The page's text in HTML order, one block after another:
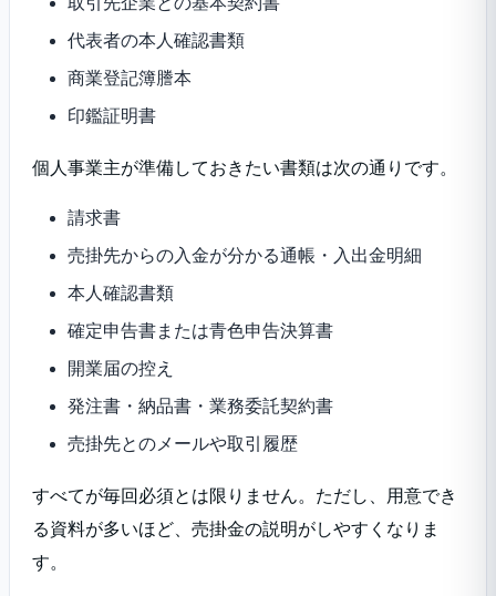
代表者の本人確認書類
商業登記簿謄本
印鑑証明書
個人事業主が準備しておきたい書類は次の通りです。
請求書
売掛先からの入金が分かる通帳・入出金明細
本人確認書類
確定申告書または青色申告決算書
開業届の控え
発注書・納品書・業務委託契約書
売掛先とのメールや取引履歴
すべてが毎回必須とは限りません。ただし、用意でき
る資料が多いほど、売掛金の説明がしやすくなりま
す。